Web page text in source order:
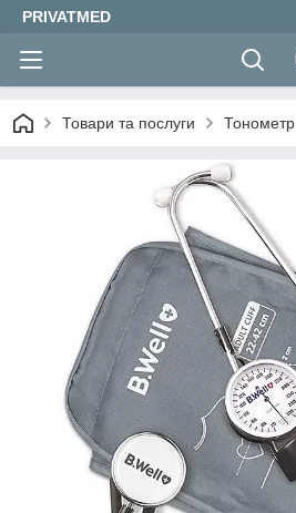
PRIVATMED
Товари та послуги Тонометр